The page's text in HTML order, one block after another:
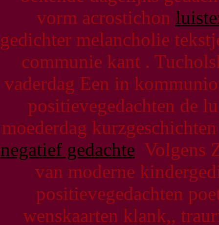
vorm acrostichon
gedichter melancholie
communie kant .
vaderdag Een in
positievegedachten de
moederdag
negatief gedachte Volgens
van moderne
positievegedachten
wenskaarten klank,,